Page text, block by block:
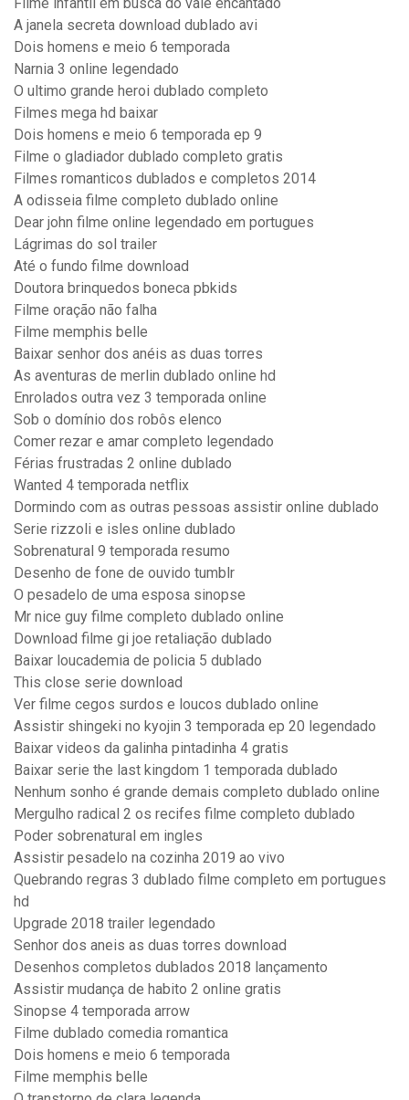
Filme infantil em busca do vale encantado
A janela secreta download dublado avi
Dois homens e meio 6 temporada
Narnia 3 online legendado
O ultimo grande heroi dublado completo
Filmes mega hd baixar
Dois homens e meio 6 temporada ep 9
Filme o gladiador dublado completo gratis
Filmes romanticos dublados e completos 2014
A odisseia filme completo dublado online
Dear john filme online legendado em portugues
Lágrimas do sol trailer
Até o fundo filme download
Doutora brinquedos boneca pbkids
Filme oração não falha
Filme memphis belle
Baixar senhor dos anéis as duas torres
As aventuras de merlin dublado online hd
Enrolados outra vez 3 temporada online
Sob o domínio dos robôs elenco
Comer rezar e amar completo legendado
Férias frustradas 2 online dublado
Wanted 4 temporada netflix
Dormindo com as outras pessoas assistir online dublado
Serie rizzoli e isles online dublado
Sobrenatural 9 temporada resumo
Desenho de fone de ouvido tumblr
O pesadelo de uma esposa sinopse
Mr nice guy filme completo dublado online
Download filme gi joe retaliação dublado
Baixar loucademia de policia 5 dublado
This close serie download
Ver filme cegos surdos e loucos dublado online
Assistir shingeki no kyojin 3 temporada ep 20 legendado
Baixar videos da galinha pintadinha 4 gratis
Baixar serie the last kingdom 1 temporada dublado
Nenhum sonho é grande demais completo dublado online
Mergulho radical 2 os recifes filme completo dublado
Poder sobrenatural em ingles
Assistir pesadelo na cozinha 2019 ao vivo
Quebrando regras 3 dublado filme completo em portugues
hd
Upgrade 2018 trailer legendado
Senhor dos aneis as duas torres download
Desenhos completos dublados 2018 lançamento
Assistir mudança de habito 2 online gratis
Sinopse 4 temporada arrow
Filme dublado comedia romantica
Dois homens e meio 6 temporada
Filme memphis belle